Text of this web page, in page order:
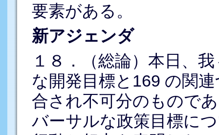
要素がある。
新アジェンダ
１８．（総論）本日、
な開発目標と169 の関
合され不可分のもので
バーサルな政策目標に